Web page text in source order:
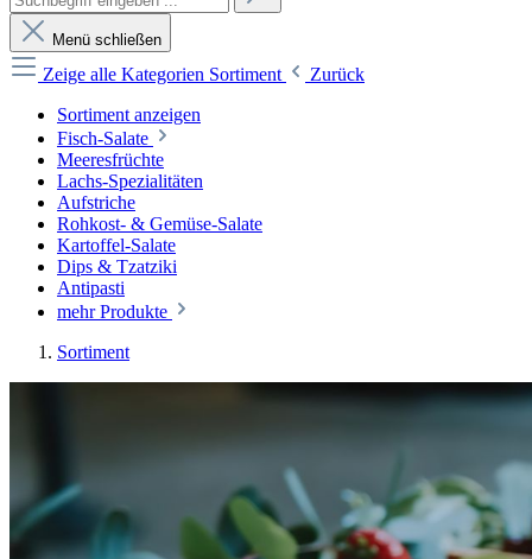
Menü schließen
Zeige alle Kategorien Sortiment
Zurück
Sortiment anzeigen
Fisch-Salate
Meeresfrüchte
Lachs-Spezialitäten
Aufstriche
Rohkost- & Gemüse-Salate
Kartoffel-Salate
Dips & Tzatziki
Antipasti
mehr Produkte
Sortiment